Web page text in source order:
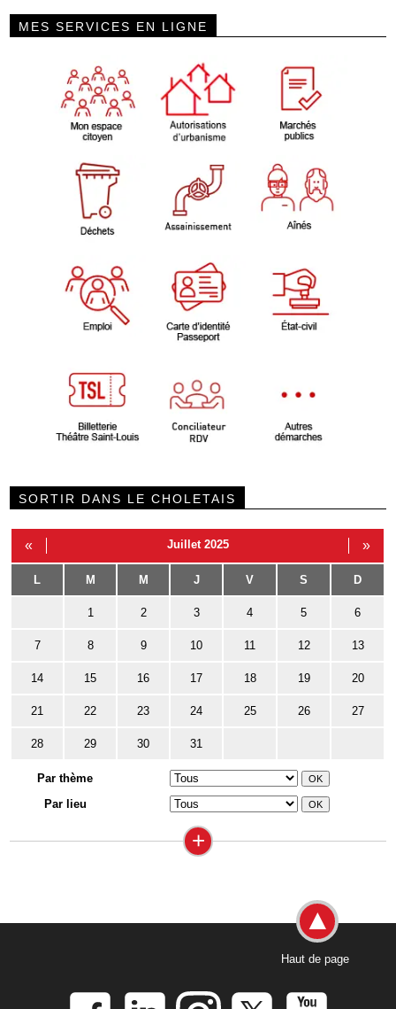
MES SERVICES EN LIGNE
SORTIR DANS LE CHOLETAIS
« Juillet 2025 »
L M M J V S D
1 2 3 4 5 6
7 8 9 10 11 12 13
14 15 16 17 18 19 20
21 22 23 24 25 26 27
28 29 30 31
Par thème
Par lieu
+
Haut de page